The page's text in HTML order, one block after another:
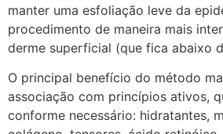
manter uma esfoliação leve da
procedimento de maneira mais
derme superficial (que fica abaixo
O principal benefício do método
associação com princípios ativos,
conforme necessário: hidratantes,